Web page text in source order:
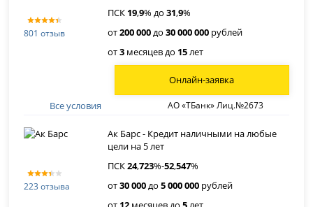
801 отзыв
ПСК 19,9% до31,9%
от200 000до30 000 000 рублей
от3 месяцев до 15лет
Все условия АО «ТБанк» Лиц.№2673
Онлайн-заявка
223 отзыва
Ак Барс - Кредит наличными на любые
цели на 5 лет
ПСК24,723%-52,547%
от30 000до5 000 000 рублей